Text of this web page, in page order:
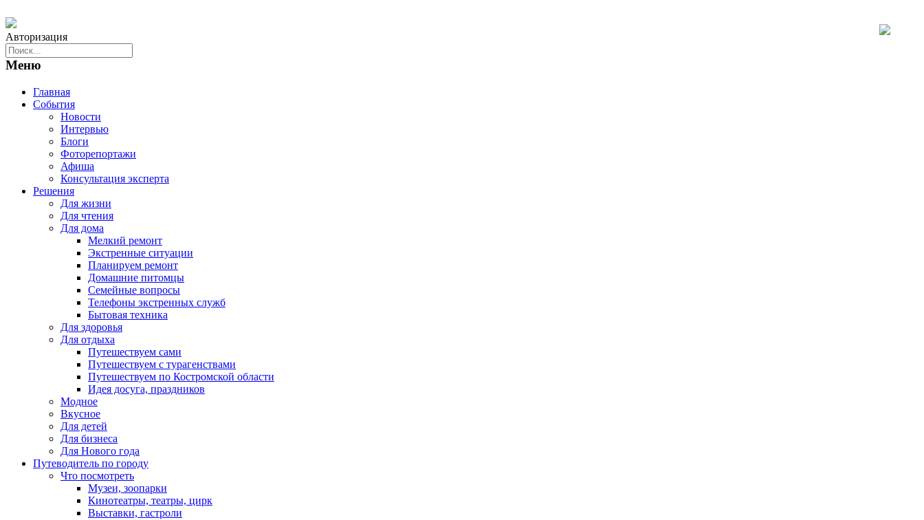
Авторизация
Меню
Главная
События
Новости
Интервью
Блоги
Фоторепортажи
Афиша
Консультация эксперта
Решения
Для жизни
Для чтения
Для дома
Мелкий ремонт
Экстренные ситуации
Планируем ремонт
Домашние питомцы
Семейные вопросы
Телефоны экстренных служб
Бытовая техника
Для здоровья
Для отдыха
Путешествуем сами
Путешествуем с турагенствами
Путешествуем по Костромской области
Идея досуга, праздников
Модное
Вкусное
Для детей
Для бизнеса
Для Нового года
Путеводитель по городу
Что посмотреть
Музеи, зоопарки
Кинотеатры, театры, цирк
Выставки, гастроли